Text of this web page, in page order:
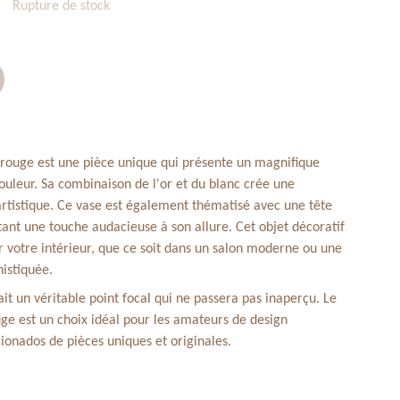
Rupture de stock
est une pièce unique qui présente un magnifique
Sa combinaison de l'or et du blanc crée une
Ce vase est également thématisé avec une tête
une touche audacieuse à son allure. Cet objet décoratif
intérieur, que ce soit dans un salon moderne ou une
un véritable point focal qui ne passera pas inaperçu. Le
est un choix idéal pour les amateurs de design
de pièces uniques et originales.